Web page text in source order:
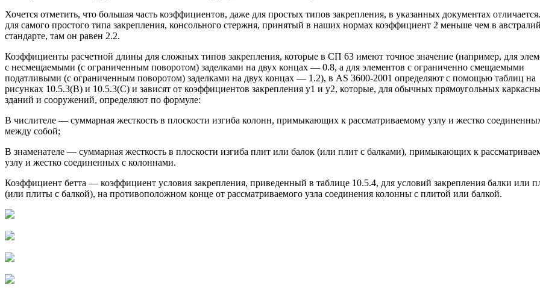
Хочется отметить, что большая часть коэффициентов, даже для простых типов закрепления, в указанных документах
для самого простого типа закрепления, консольного стержня, принятый в наших нормах коэффициент 2 меньше чем в
стандарте, там он равен 2.2.
Коэффициенты расчетной длины для сложных типов закрепления, которые в СП 63 имеют точное значение (например, для
с несмещаемыми (с ограниченным поворотом) заделками на двух концах — 0.8, а для элементов с ограниченно смещаемыми
податливыми (с ограниченным поворотом) заделками на двух концах — 1.2), в AS 3600-2001 определяют с помощью таблиц на
рисунках 10.5.3(B) и 10.5.3(C) и зависят от коэффициентов закрепления y1 и y2, которые, для обычных прямоугольных
зданий и сооружений, определяют по формуле:
В числителе — суммарная жесткость в плоскости изгиба колонн, примыкающих к рассматриваемому узлу и жестко
между собой;
В знаменателе — суммарная жесткость в плоскости изгиба плит или балок (или плит с балками), примыкающих к
узлу и жестко соединенных с колоннами.
Коэффициент бетта — коэффициент условия закрепления, приведенный в таблице 10.5.4, для условий закрепления балки или
(или плиты с балкой), на противоположном конце от рассматриваемого узла соединения колонны с плитой или балкой.